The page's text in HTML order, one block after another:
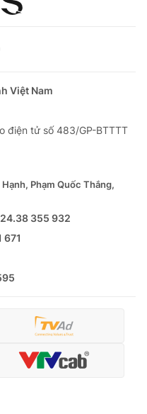
Việt Nam
điện tử số 483/GP-BTTTT
Phạm Quốc Thắng,
355 932
671